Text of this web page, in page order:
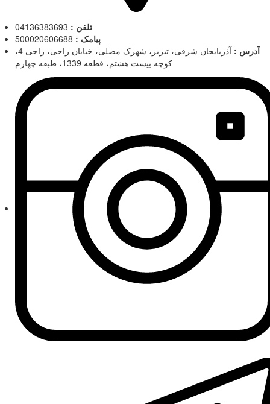
تلفن :
پیامک :
آدرس :
آذربایجان شرقی، تبریز، شهرک مصلی، خیابان راجی، راجی 4،
کوچه بیست هشتم، قطعه 1339، طبقه چهارم